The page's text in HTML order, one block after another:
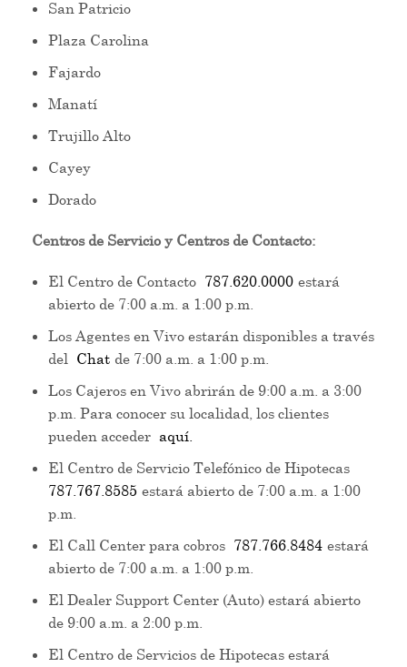
San Patricio
Plaza Carolina
Fajardo
Manatí
Trujillo Alto
Cayey
Dorado
Centros de Servicio y Centros de Contacto:
El Centro de Contacto 787.620.0000estará
abierto de 7:00 a.m. a 1:00 p.m.
Los Agentes en Vivo estarán disponibles a través
del Chatde 7:00 a.m. a 1:00 p.m.
Los Cajeros en Vivo abrirán de 9:00 a.m. a 3:00
p.m. Para conocer su localidad, los clientes
pueden acceder aquí.
El Centro de Servicio Telefónico de Hipotecas
787.767.8585estará abierto de 7:00 a.m. a 1:00
p.m.
El Call Center para cobros 787.766.8484estará
abierto de 7:00 a.m. a 1:00 p.m.
El Dealer Support Center (Auto) estará abierto
de 9:00 a.m. a 2:00 p.m.
El Centro de Servicios de Hipotecas estará